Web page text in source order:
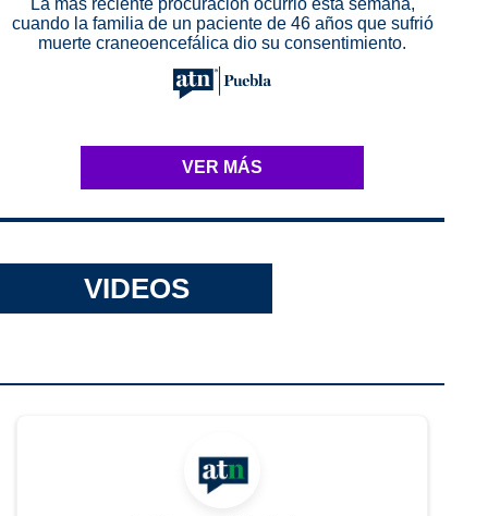
La más reciente procuración ocurrió esta semana,
cuando la familia de un paciente de 46 años que sufrió
muerte craneoencefálica dio su consentimiento.
VER MÁS
VIDEOS